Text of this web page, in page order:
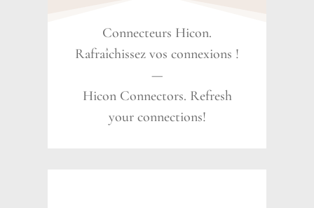
Connecteurs Hicon.
Rafraîchissez vos connexions !
—
Hicon Connectors. Refresh
your connections!